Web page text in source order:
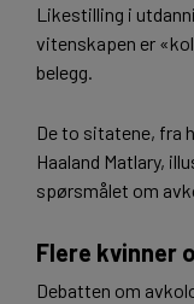
Likestilling i
vitenskapen er
belegg.
De to sitatene, fra
Haaland Matlary,
spørsmålet om
Flere kvinner
Debatten om